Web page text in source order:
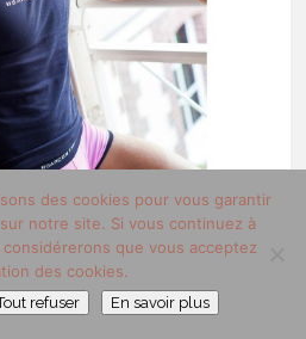
des cookies pour vous garantir
notre site. Si vous continuez à
que vous acceptez
des cookies.
refuser En savoir plus